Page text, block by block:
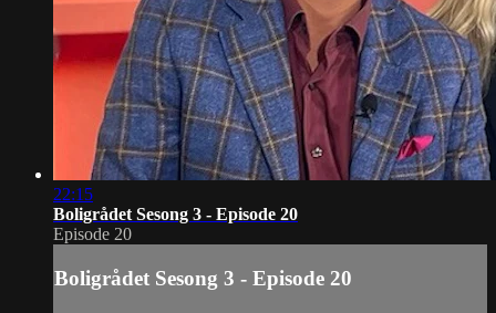
22:15
Boligrådet Sesong 3 - Episode 20
Episode 20
Boligrådet Sesong 3 - Episode 20